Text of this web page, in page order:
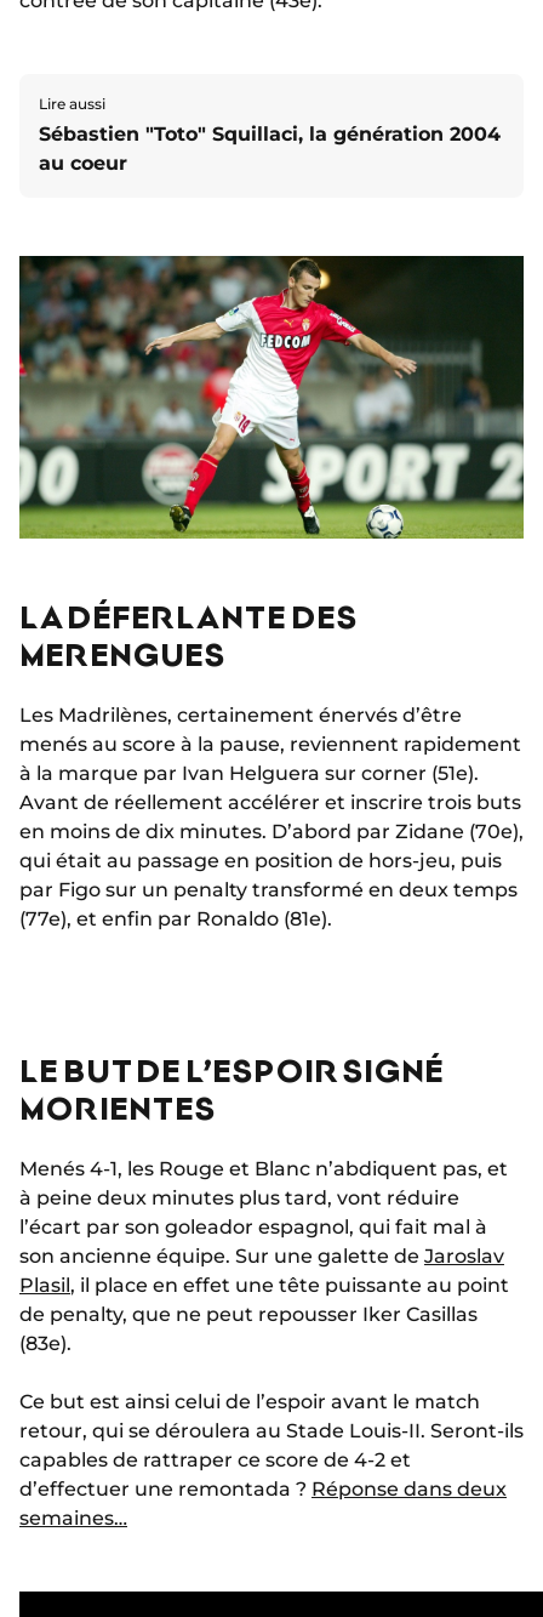
Lire aussi
Sébastien "Toto" Squillaci, la génération 2004
au coeur
LA DÉFERLANTE DES
MERENGUES
Les Madrilènes, certainement énervés d’être
menés au score à la pause, reviennent rapidement
à la marque par Ivan Helguera sur corner (51e).
Avant de réellement accélérer et inscrire trois buts
en moins de dix minutes. D’abord par Zidane (70e),
qui était au passage en position de hors-jeu, puis
par Figo sur un penalty transformé en deux temps
(77e), et enfin par Ronaldo (81e).
LE BUT DE L’ESPOIR SIGNÉ
MORIENTES
Menés 4-1, les Rouge et Blanc n’abdiquent pas, et
à peine deux minutes plus tard, vont réduire
l’écart par son goleador espagnol, qui fait mal à
son ancienne équipe. Sur une galette de Jaroslav
Plasil, il place en effet une tête puissante au point
de penalty, que ne peut repousser Iker Casillas
(83e).
Ce but est ainsi celui de l’espoir avant le match
retour, qui se déroulera au Stade Louis-II. Seront-ils
capables de rattraper ce score de 4-2 et
d’effectuer une remontada ? Réponse dans deux
semaines…